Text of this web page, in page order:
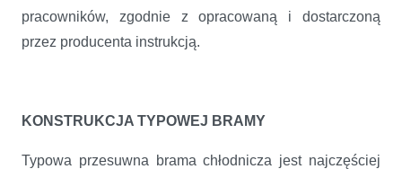
pracowników, zgodnie z opracowaną i dostarczoną
przez producenta instrukcją.
KONSTRUKCJA TYPOWEJ BRAMY
Typowa przesuwna brama chłodnicza jest najczęściej